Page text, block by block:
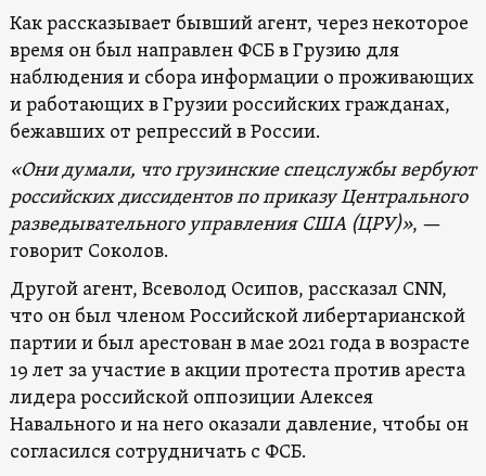
Как рассказывает бывший агент, через некоторое
время он был направлен ФСБ в Грузию для
наблюдения и сбора информации о проживающих
и работающих в Грузии российских гражданах,
бежавших от репрессий в России.
«Они думали, что грузинские спецслужбы вербуют
российских диссидентов по приказу Центрального
разведывательного управления США (ЦРУ)», —
говорит Соколов.
Другой агент, Всеволод Осипов, рассказал CNN,
что он был членом Российской либертарианской
партии и был арестован в мае 2021 года в возрасте
19 лет за участие в акции протеста против ареста
лидера российской оппозиции Алексея
Навального и на него оказали давление, чтобы он
согласился сотрудничать с ФСБ.